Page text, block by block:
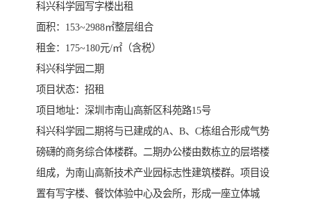
​​科兴科学园写字楼出租
面积：153~2988㎡整层组合
租金：175~180元/㎡（含税）
科兴科学园二期
项目状态：招租
项目地址：深圳市南山高新区科苑路15号
科兴科学园二期将与已建成的A、B、C栋组合形成气势
磅礴的商务综合体楼群。二期办公楼由数栋立的层塔楼
组成，为南山高新技术产业园标志性建筑楼群。项目设
置有写字楼、餐饮体验中心及会所，形成一座立体城